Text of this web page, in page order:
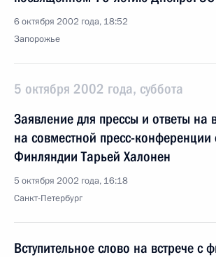
6 октября 2002 года, 18:52
Запорожье
5 октября 2002 года, суббота
Заявление для прессы и ответы на
на совместной пресс-конференции
Финляндии Тарьей Халонен
5 октября 2002 года, 16:18
Санкт-Петербург
Вступительное слово на встрече с